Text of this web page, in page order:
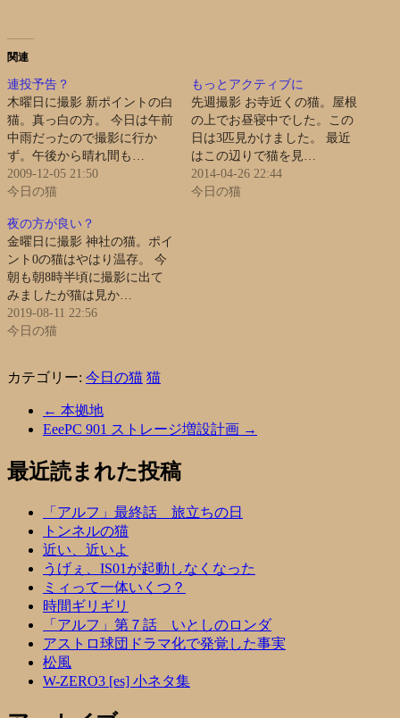
関連
連投予告？
木曜日に撮影 新ポイントの白
猫。真っ白の方。 今日は午前
中雨だったので撮影に行か
ず。午後から晴れ間も…
2009-12-05 21:50
今日の猫
もっとアクティブに
先週撮影 お寺近くの猫。屋根
の上でお昼寝中でした。この
日は3匹見かけました。 最近
はこの辺りで猫を見…
2014-04-26 22:44
今日の猫
夜の方が良い？
金曜日に撮影 神社の猫。ポイ
ント0の猫はやはり温存。 今
朝も朝8時半頃に撮影に出て
みましたが猫は見か…
2019-08-11 22:56
今日の猫
カテゴリー: 今日の猫 猫
← 本拠地
EeePC 901 ストレージ増設計画 →
最近読まれた投稿
「アルフ」最終話 旅立ちの日
トンネルの猫
近い、近いよ
うげぇ、IS01が起動しなくなった
ミィって一体いくつ？
時間ギリギリ
「アルフ」第７話 いとしのロンダ
アストロ球団ドラマ化で発覚した事実
松風
W-ZERO3 [es] 小ネタ集